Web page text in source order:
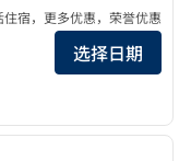
息
住宿，更多优惠，荣誉优惠
选择日期
1/12
下一